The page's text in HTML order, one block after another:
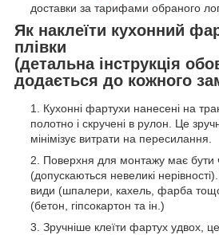
доставки за тарифами обраного
Як наклеїти кухонний
плівки
(детальна інструкція
додається до кожного
Кухонні фартухи нанесені на
полотно і скручені в рулон. Це
мінімізує витрати на пересилання.
Поверхня для монтажу має бути
(допускаються невеликі нерівності).
види (шпалери, кахель, фарба
(бетон, гіпсокартон та ін.)
Зручніше клеїти фартух удвох,